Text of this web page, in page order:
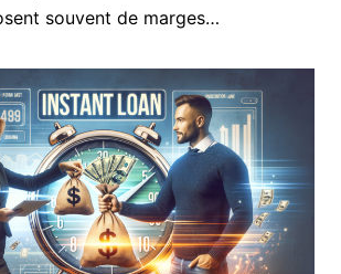
souvent de marges…